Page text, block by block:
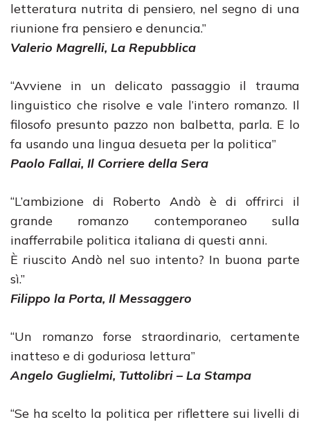
letteratura nutrita di pensiero, nel segno di una
riunione fra pensiero e denuncia.”
Valerio Magrelli, La Repubblica
“Avviene in un delicato passaggio il trauma
linguistico che risolve e vale l’intero romanzo. Il
filosofo presunto pazzo non balbetta, parla. E lo
fa usando una lingua desueta per la politica”
Paolo Fallai, Il Corriere della Sera
“L’ambizione di Roberto Andò è di offrirci il
grande romanzo contemporaneo sulla
inafferrabile politica italiana di questi anni.
È riuscito Andò nel suo intento? In buona parte
sì.”
Filippo la Porta, Il Messaggero
“Un romanzo forse straordinario, certamente
inatteso e di goduriosa lettura”
Angelo Guglielmi, Tuttolibri – La Stampa
“Se ha scelto la politica per riflettere sui livelli di